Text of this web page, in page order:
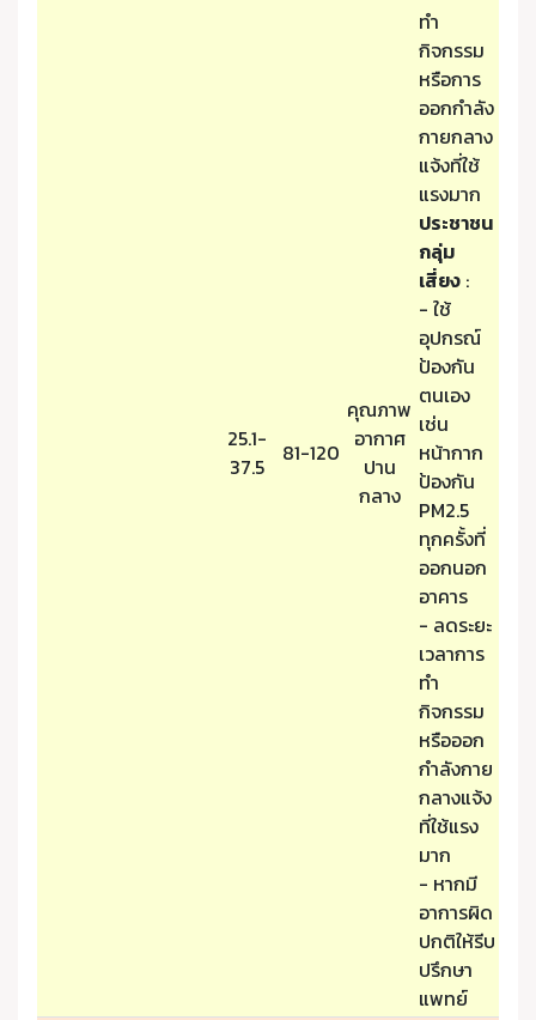
25.1-
37.5
81-120
คุณภาพ
อากาศ
ปาน
กลาง
ทำ
กิจกรรม
หรือการ
ออกกำลัง
กายกลาง
แจ้งที่ใช้
แรงมาก
ประชาชน
กลุ่ม
เสี่ยง :
- ใช้
อุปกรณ์
ป้องกัน
ตนเอง
เช่น
หน้ากาก
ป้องกัน
PM2.5
ทุกครั้งที่
ออกนอก
อาคาร
- ลดระยะ
เวลาการ
ทำ
กิจกรรม
หรือออก
กำลังกาย
กลางแจ้ง
ที่ใช้แรง
มาก
- หากมี
อาการผิด
ปกติให้รีบ
ปรึกษา
แพทย์